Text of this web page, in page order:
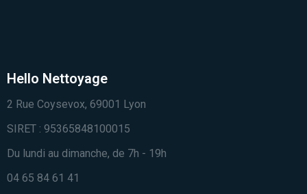
Hello Nettoyage
2 Rue Coysevox, 69001 Lyon
SIRET : 95365848100015
Du lundi au dimanche, de 7h - 19h
04 65 84 61 41